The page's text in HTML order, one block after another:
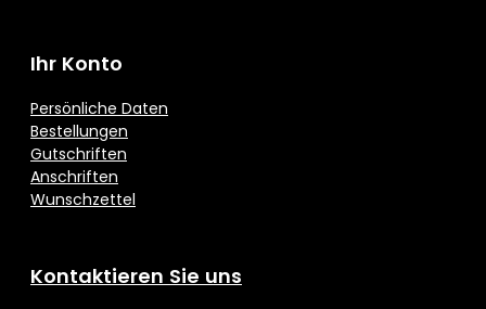
Ihr Konto
Persönliche Daten
Bestellungen
Gutschriften
Anschriften
Wunschzettel
Kontaktieren Sie uns